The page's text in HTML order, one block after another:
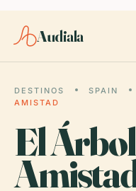
Audiala
DESTINOS SPAIN
AMISTAD
El